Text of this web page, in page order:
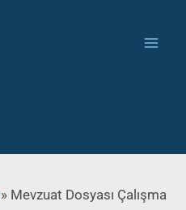
» Mevzuat Dosyası Çalışma